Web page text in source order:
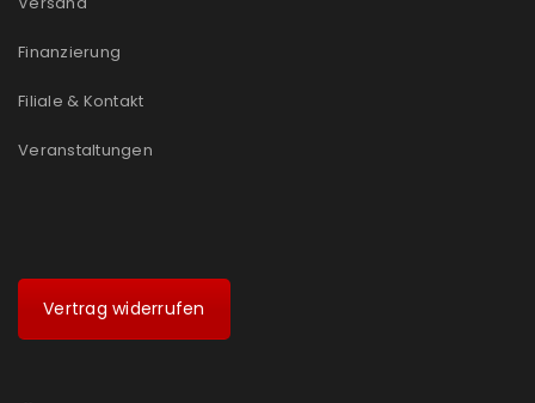
Finanzierung
Filiale & Kontakt
Veranstaltungen
Vertrag widerrufen